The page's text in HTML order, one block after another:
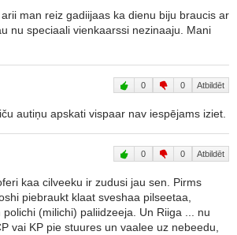
man reiz gadiijaas ka dienu biju braucis ar
nu speciaali vienkaarssi nezinaaju. Mani
0 0 Atbildēt
autiņu apskati vispaar nav iespējams iziet.
0 0 Atbildēt
kaa cilveeku ir zudusi jau sen. Pirms
piebraukt klaat sveshaa pilseetaa,
(milichi) paliidzeeja. Un Riiga ... nu
vai KP pie stuures un vaalee uz nebeedu,